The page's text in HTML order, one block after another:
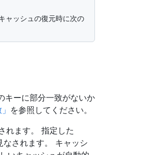
キーに部分一致がないか
を参照してください。
れます。 指定した
されます。 キャッシ